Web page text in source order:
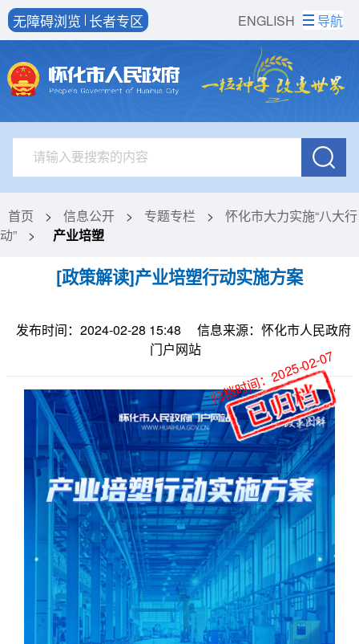
ENGLISH
无障碍浏览 长者专区 导航
首页 > 信息公开 > 专题专栏 >
怀化市大力实施“八大行
动”
> 产业培塑
[政策解读]产业培塑行动实施方案
发布时间：2024-02-28 15:48
信息来源：怀化市人民政府
门户网站 归档时间：2025-02-07